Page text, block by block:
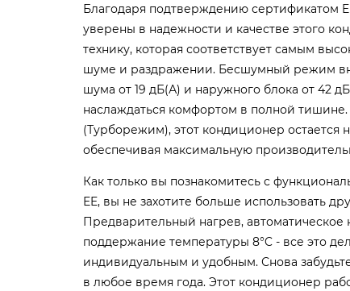
Благодаря подтверждению сертификатом
уверены в надежности и качестве этого
технику, которая соответствует самым
шуме и раздражении. Бесшумный режим
шума от 19 дБ(А) и наружного блока от 42
наслаждаться комфортом в полной
(Турборежим), этот кондиционер остается
обеспечивая максимальную
Как только вы познакомитесь с
EE, вы не захотите больше использовать
Предварительный нагрев,
поддержание температуры 8°C - все это
индивидуальным и удобным. Снова
в любое время года. Этот кондиционер